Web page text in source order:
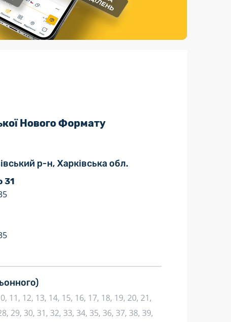
Страхові послуги
Каталог «Укрпошта Маркет»
Нового Формату
р-н, Харківська обл.
31
11, 12, 13, 14, 15, 16, 17, 18, 19, 20, 21,
29, 30, 31, 32, 33, 34, 35, 36, 37, 38, 39,